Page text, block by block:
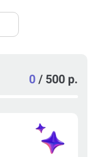
0 / 500 р.